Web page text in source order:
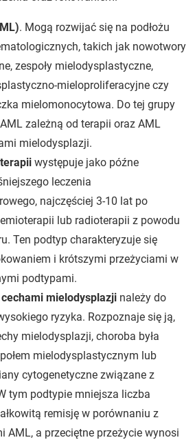
. Mogą rozwijać się na podłożu
takich jak nowotwory
zespoły mielodysplastyczne,
mieloproliferacyjne czy
mielomonocytowa. Do tej grupy
zależną od terapii oraz AML
mielodysplazji.
występuje jako późne
leczenia
najczęściej 3-10 lat po
lub radioterapii z powodu
Ten podtyp charakteryzuje się
i krótszymi przeżyciami w
podtypami.
mielodysplazji należy do
ryzyka. Rozpoznaje się ją,
mielodysplazji, choroba była
mielodysplastycznym lub
cytogenetyczne związane z
tym podtypie mniejsza liczba
remisję w porównaniu z
AML, a przeciętne przeżycie wynosi